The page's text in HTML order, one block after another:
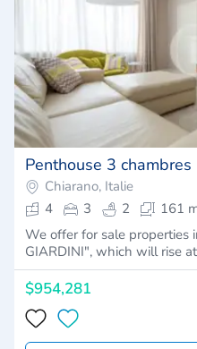
Penthouse 3 chambres
Chiarano, Italie
4
3 2
161
We offer for sale properties
GIARDINI", which will rise
$954,281